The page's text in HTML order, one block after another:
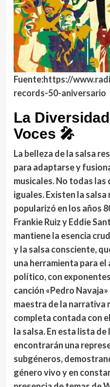
Fuente:https://
records-50-aniversario
La
Voces 🎤
La belleza de la salsa
para adaptarse y
musicales. No todas las
iguales. Existen la salsa
popularizó en los años
Frankie Ruiz y Eddie
mantiene la esencia
y la salsa consciente,
una herramienta para
político, con
canción «Pedro
maestra de la narrativa
completa contada con
la salsa. En esta lista de
encontrarán una
subgéneros,
género vivo y en